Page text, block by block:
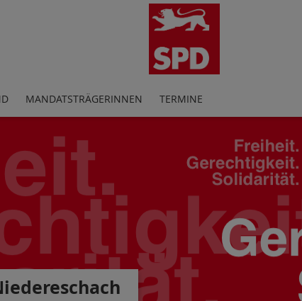
MANDATSTRÄGERINNEN TERMINE